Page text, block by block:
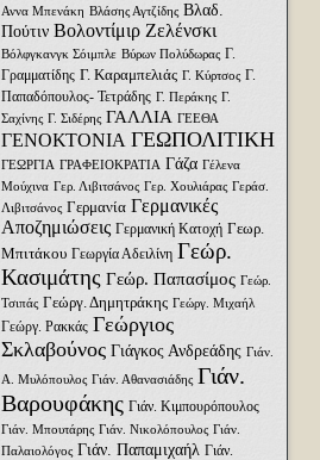
Αννα Μπενάκη Βλάσης Αγτζίδης Βλαδ.
Πούτιν Βολοντίμιρ Ζελένσκι
Βόλφγκανγκ Σόιμπλε Βύρων Πολύδωρας Γ.
Γραμματίδης Γ. Καραμπελιάς Γ. Κύρτσος Γ.
Παπαδόπουλος- Τετράδης Γ. Περάκης Γ.
Σαχίνης Γ. Σιδέρης ΓΑΛΛΙΑ ΓΕΕΘΑ
ΓΕΝΟΚΤΟΝΙΑ ΓΕΩΠΟΛΙΤΙΚΗ
ΓΕΩΡΓΙΑ ΓΡΑΦΕΙΟΚΡΑΤΙΑ Γάζα Γέλενα
Μούχινα Γερ. Λιβιτσάνος Γερ. Χουλιάρας Γεράσ.
Λιβιτσάνος Γερμανία Γερμανικές
Αποζημιώσεις Γερμανική Κατοχή Γεωρ.
Μπιτάκου Γεωργία Αδειλίνη Γεώρ.
Κασιμάτης Γεώρ. Παπασίμος Γεώρ.
Τσιπάς Γεώργ. Δημητράκης Γεώργ. Μιχαήλ
Γεώργ. Ρακκάς Γεώργιος
Σκλαβούνος Γιάγκος Ανδρεάδης Γιάν.
Α. Μυλόπουλος Γιάν. Αθανασιάδης Γιάν.
Βαρουφάκης Γιάν. Κιμπουρόπουλος
Γιάν. Μπουτάρης Γιάν. Νικολόπουλος Γιάν.
Παλαιολόγος Γιάν. Παπαμιχαήλ Γιάν.